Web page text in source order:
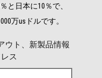
と日本に10％で、
万usドルです。
ウト、新製品情報
ス